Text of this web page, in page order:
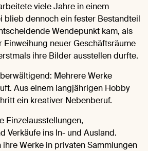
viele Jahre in einem
blieb dennoch ein fester Bestandteil
Wendepunkt kam, als
Einweihung neuer Geschäftsräume
ihre Bilder ausstellen durfte.
Mehrere Werke
Aus einem langjährigen Hobby
ein kreativer Nebenberuf.
Einzelausstellungen,
Verkäufe ins In- und Ausland.
Werke in privaten Sammlungen